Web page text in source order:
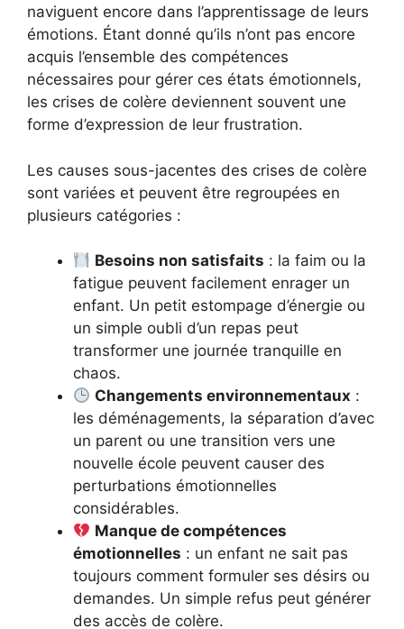
naviguent encore dans l’apprentissage de leurs
émotions. Étant donné qu’ils n’ont pas encore
acquis l’ensemble des compétences
nécessaires pour gérer ces états émotionnels,
les crises de colère deviennent souvent une
forme d’expression de leur frustration.
Les causes sous-jacentes des crises de colère
sont variées et peuvent être regroupées en
plusieurs catégories :
Besoins non satisfaits : la faim ou la
fatigue peuvent facilement enrager un
enfant. Un petit estompage d’énergie ou
un simple oubli d’un repas peut
transformer une journée tranquille en
chaos.
Changements environnementaux :
les déménagements, la séparation d’avec
un parent ou une transition vers une
nouvelle école peuvent causer des
perturbations émotionnelles
considérables.
Manque de compétences
émotionnelles : un enfant ne sait pas
toujours comment formuler ses désirs ou
demandes. Un simple refus peut générer
des accès de colère.